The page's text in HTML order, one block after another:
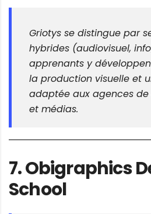
Griotys se distingue par
hybrides (audiovisuel,
apprenants y
la production visuelle et
adaptée aux agences
et médias.
7.Obigraphics
School